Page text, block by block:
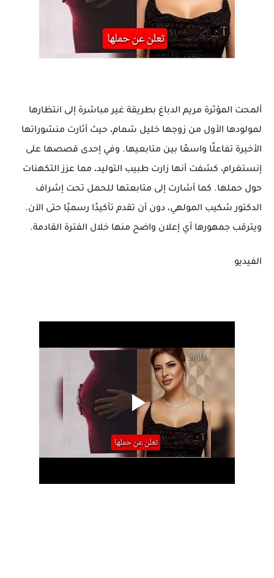
ألمحت المؤثرة مريم الدباغ بطريقة غير مباشرة إلى انتظارها
لمولودها الأول من زوجها خليل شمام، حيث أثارت منشوراتها
الأخيرة تفاعلًا واسعًا بين متابعيها. وفي إحدى قصصها على
إنستغرام، كشفت أنها زارت طبيب التوليد، مما عزز التكهنات
حول حملها. كما أشارت إلى متابعتها للحمل تحت إشراف
الدكتور شكيب المولهي، دون أن تقدم تأكيدًا رسميًا حتى الآن.
ويترقب جمهورها أي إعلان واضح منها خلال الفترة القادمة.
الفيديو